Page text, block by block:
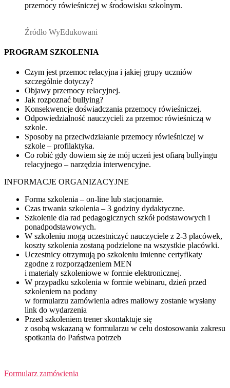
przemocy rówieśniczej w środowisku szkolnym.
Źródło WyEdukowani
PROGRAM SZKOLENIA
Czym jest przemoc relacyjna i jakiej grupy uczniów
szczególnie dotyczy?
Objawy przemocy relacyjnej.
Jak rozpoznać bullying?
Konsekwencje doświadczania przemocy rówieśniczej.
Odpowiedzialność nauczycieli za przemoc rówieśniczą w
szkole.
Sposoby na przeciwdziałanie przemocy rówieśniczej w
szkole – profilaktyka.
Co robić gdy dowiem się że mój uczeń jest ofiarą bullyingu
relacyjnego – narzędzia interwencyjne.
INFORMACJE ORGANIZACYJNE
Forma szkolenia – on-line lub stacjonarnie.
Czas trwania szkolenia – 3 godziny dydaktyczne.
Szkolenie dla rad pedagogicznych szkół podstawowych i
ponadpodstawowych.
W szkoleniu mogą uczestniczyć nauczyciele z 2-3 placówek,
koszty szkolenia zostaną podzielone na wszystkie placówki.
Uczestnicy otrzymują po szkoleniu imienne certyfikaty
zgodne z rozporządzeniem MEN
i materiały szkoleniowe w formie elektronicznej.
W przypadku szkolenia w formie webinaru, dzień przed
szkoleniem na podany
w formularzu zamówienia adres mailowy zostanie wysłany
link do wydarzenia
Przed szkoleniem trener skontaktuje się
z osobą wskazaną w formularzu w celu dostosowania zakresu
spotkania do Państwa potrzeb
Formularz zamówienia